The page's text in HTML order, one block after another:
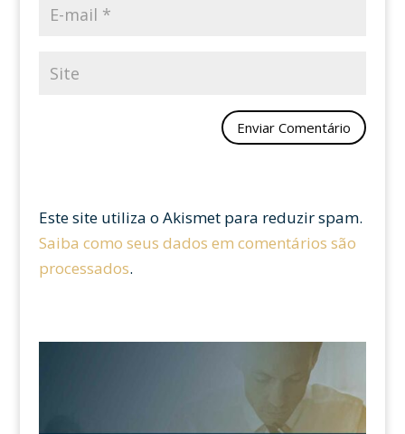
Este site utiliza o Akismet para reduzir spam.
Saiba como seus dados em comentários são
processados.